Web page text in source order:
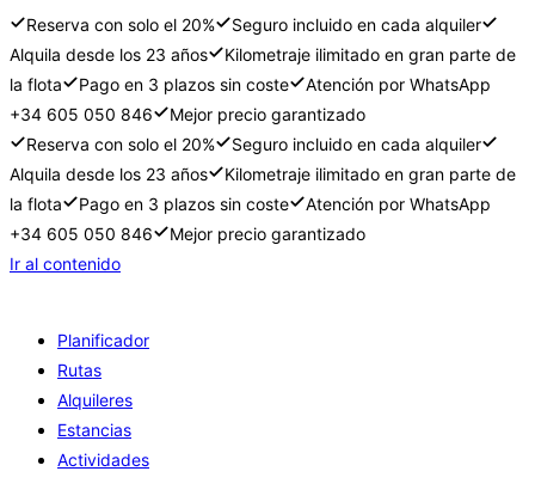
Reserva con solo el 20%
Seguro incluido en cada alquiler
Alquila desde los 23 años
Kilometraje ilimitado en gran parte de
la flota
Pago en 3 plazos sin coste
Atención por WhatsApp
+34 605 050 846
Mejor precio garantizado
Reserva con solo el 20%
Seguro incluido en cada alquiler
Alquila desde los 23 años
Kilometraje ilimitado en gran parte de
la flota
Pago en 3 plazos sin coste
Atención por WhatsApp
+34 605 050 846
Mejor precio garantizado
Ir al contenido
Planificador
Rutas
Alquileres
Estancias
Actividades